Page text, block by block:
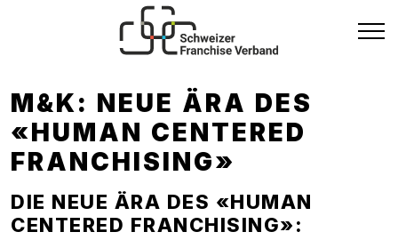
M&K: NEUE ÄRA DES
«HUMAN CENTERED
FRANCHISING»
DIE NEUE ÄRA DES «HUMAN
CENTERED FRANCHISING»: